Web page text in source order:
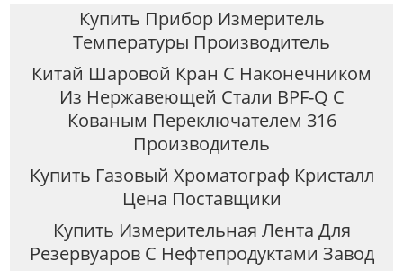
Купить Прибор Измеритель
Температуры Производитель
Китай Шаровой Кран С Наконечником
Из Нержавеющей Стали BPF-Q С
Кованым Переключателем 316
Производитель
Купить Газовый Хроматограф Кристалл
Цена Поставщики
Купить Измерительная Лента Для
Резервуаров С Нефтепродуктами Завод